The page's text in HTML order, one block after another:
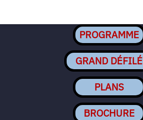
PROGRAMME
GRAND DÉFILÉ
PLANS
BROCHURE